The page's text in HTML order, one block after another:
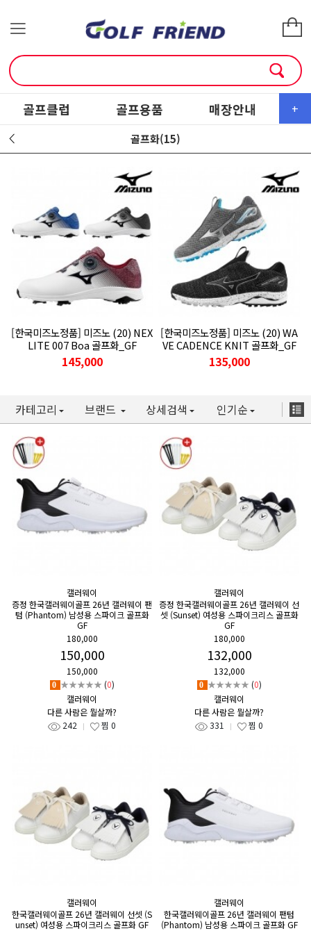
+
골프클럽 골프용품 매장안내 소
골프화(15)
[한국미즈노정품] 미즈노 (20) NEX
LITE 007 Boa 골프화_GF
145,000
[한국미즈노정품] 미즈노 (20) WA
VE CADENCE KNIT 골프화_GF
135,000
카테고리 브랜드 상세검색 인기순
캘러웨이
증정 한국캘러웨이골프 26년 캘러웨이 팬
텀 (Phantom) 남성용 스파이크 골프화
GF
180,000
150,000
150,000
0 ★★★★★ (0)
캘러웨이
다른 사람은 뭘살까?
242
찜 0
캘러웨이
증정 한국캘러웨이골프 26년 캘러웨이 선
셋 (Sunset) 여성용 스파이크리스 골프화
GF
180,000
132,000
132,000
0 ★★★★★ (0)
캘러웨이
다른 사람은 뭘살까?
331
찜 0
캘러웨이
한국캘러웨이골프 26년 캘러웨이 선셋 (S
unset) 여성용 스파이크리스 골프화 GF
캘러웨이
한국캘러웨이골프 26년 캘러웨이 팬텀
(Phantom) 남성용 스파이크 골프화 GF